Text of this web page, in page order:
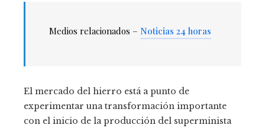
Medios relacionados – Noticias 24 horas
El mercado del hierro está a punto de
experimentar una transformación importante
con el inicio de la producción del superminista